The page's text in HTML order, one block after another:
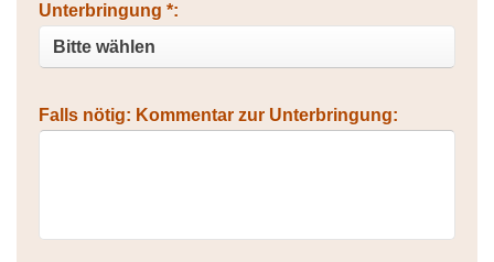
Unterbringung *:
Falls nötig: Kommentar zur Unterbringung: